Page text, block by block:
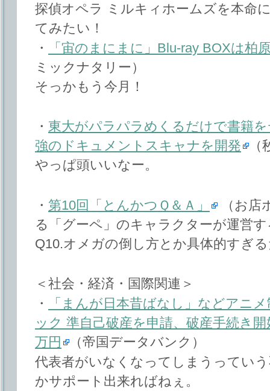
探偵オペラ ミルキィホームズを本命
てみたい！
・
「宙のまにまに」Blu-ray BOXは柏
ミックナタリー）
そっかもう今月！
・ 東大がパラパラめくるだけで書籍
強のドキュメントスキャナを開発
やっぱ頭いいなー。
・ 第10回「とんかつＱ＆Ａ」
（お店
る「グーペ」のキャラクターが運営
Q10.オメガの倒し方とか具体的すぎ
＜社会・経済・国際関連＞
・
「まんが日本昔ばなし」などアニ
ック 準自己破産を申請、破産手続き
万円
（帝国データバンク）
代表者がいなくなってしまうってい
かサポート出来ればねぇ。